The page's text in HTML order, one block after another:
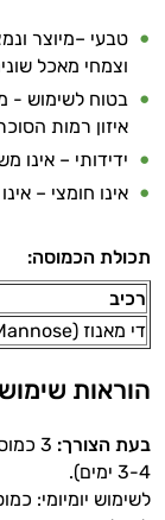
טבעי –מיוצר
וצמחי מאכל
בטוח לשימוש -
איזון רמות
ידידותי – אינו
אינו חומצי –
תכולת הכמוסה:
רכיב
די מאנוז (D-Mannose)
הוראות
בעת הצורך:
3-4 ימים).
לשימוש יומיומי: כמוסה אחת